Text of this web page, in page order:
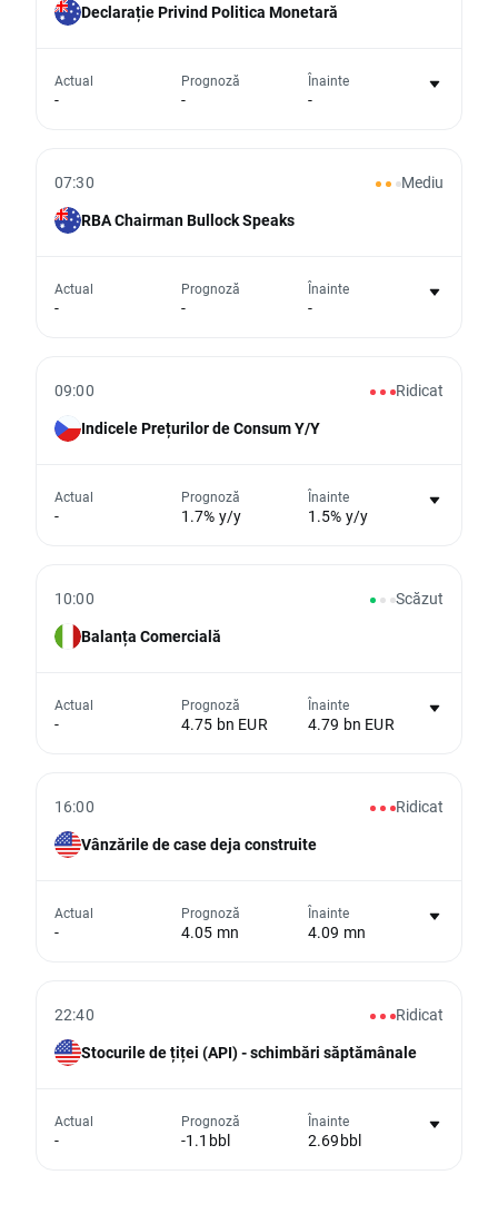
Nu există niciun grafic pentru acest
Declarație Privind Politica Monetară
Actual
-
Prognoză
-
Înainte
-
Nu există niciun grafic pentru acest
07:30
Mediu
RBA Chairman Bullock Speaks
Actual
-
Prognoză
-
Înainte
-
Nu există niciun grafic pentru acest
eveniment
09:00
Ridicat
Indicele Prețurilor de Consum Y/Y
Actual
-
Prognoză
1.7% y/y
Înainte
1.5% y/y
Nu există niciun grafic pentru acest
eveniment
10:00
Scăzut
Balanța Comercială
Actual
-
Prognoză
4.75 bn EUR
Înainte
4.79 bn EUR
Nu există niciun grafic pentru acest
eveniment
16:00
Ridicat
Vânzările de case deja construite
Actual
-
Prognoză
4.05 mn
Înainte
4.09 mn
Nu există niciun grafic pentru acest
eveniment
22:40
Ridicat
Stocurile de țiței (API) - schimbări săptămânale
Actual
-
Prognoză
-1.1bbl
Înainte
2.69bbl